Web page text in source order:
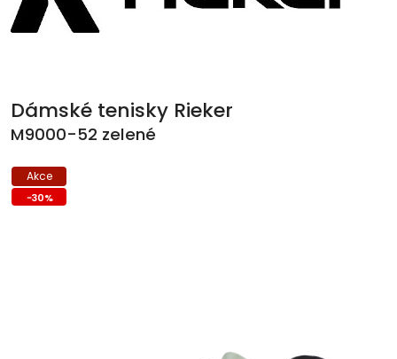
Dámské tenisky Rieker
M9000-52 zelené
Akce
-30%